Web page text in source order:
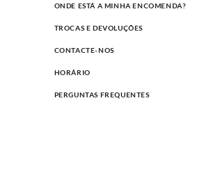
ONDE ESTÁ A MINHA ENCOMENDA?
TROCAS E DEVOLUÇÕES
CONTACTE-NOS
HORÁRIO
PERGUNTAS FREQUENTES